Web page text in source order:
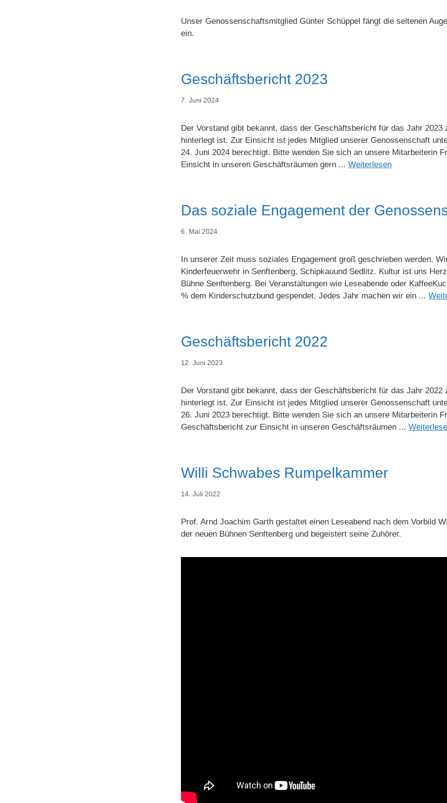
Unser Genossenschaftsmitglied Günter Schüppel fängt die seltenen
ein.
Geschäftsbericht 2023
7. Juni 2024
Der Vorstand gibt bekannt, dass der Geschäftsbericht für das Jahr
hinterlegt ist. Zur Einsicht ist jedes Mitglied unserer Genossenschaft
24. Juni 2024 berechtigt. Bitte wenden Sie sich an unsere Mitarbeiterin
Einsicht in unseren Geschäftsräumen gern ... Weiterlesen
Das soziale Engagement der
6. Mai 2024
In unserer Zeit muss soziales Engagement groß geschrieben werden.
Kinderfeuerwehr in Senftenberg, Schipkauund Sedlitz. Kultur ist uns
Bühne Senftenberg. Bei Veranstaltungen wie Leseabende oder
% dem Kinderschutzbund gespendet. Jedes Jahr machen wir ein ...
Geschäftsbericht 2022
12. Juni 2023
Der Vorstand gibt bekannt, dass der Geschäftsbericht für das Jahr
hinterlegt ist. Zur Einsicht ist jedes Mitglied unserer Genossenschaft
26. Juni 2023 berechtigt. Bitte wenden Sie sich an unsere Mitarbeiterin
Geschäftsbericht zur Einsicht in unseren Geschäftsräumen ...
Willi Schwabes Rumpelkammer
14. Juli 2022
Prof. Arnd Joachim Garth gestaltet einen Leseabend nach dem Vorbild
der neuen Bühnen Senftenberg und begeistert seine Zuhörer.